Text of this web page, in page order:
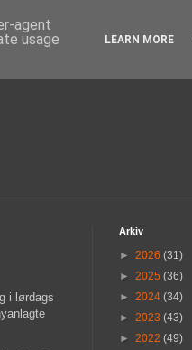
i lørdags
Arkiv
► 2026 (31)
► 2025 (36)
► 2024 (34)
► 2023 (43)
► 2022 (49)
agent
usage
LEARN MORE